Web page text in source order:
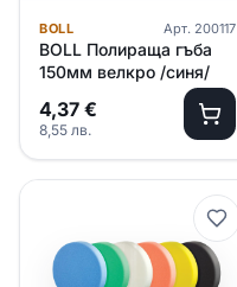
BOLL Арт. 200117
BOLL Полираща гъба
150мм велкро /синя/
4,37 €
8,55 лв.